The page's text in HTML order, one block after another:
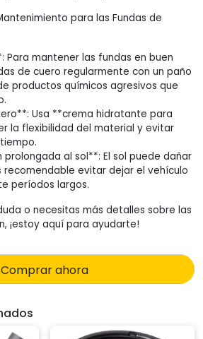
para las Fundas de
Para mantener las fundas en buen
de cuero regularmente con un paño
productos químicos agresivos que
Usa **crema hidratante para
la flexibilidad del material y evitar
prolongada al sol**: El sol puede dañar
recomendable evitar dejar el vehículo
períodos largos.
o necesitas más detalles sobre las
¡estoy aquí para ayudarte!
Comprar ahora